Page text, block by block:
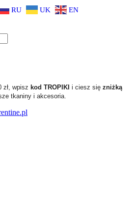
RU UK EN
zł, wpisz kod TROPIKI i ciesz się zniżką
tkaniny i akcesoria.